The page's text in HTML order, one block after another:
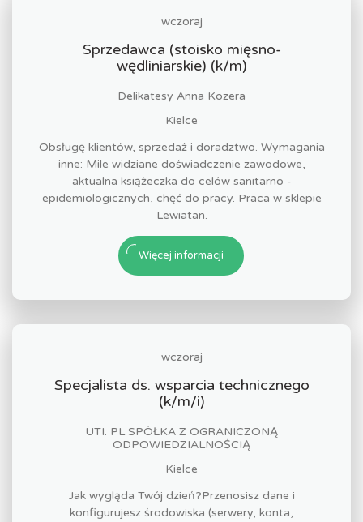
wczoraj
Sprzedawca (stoisko mięsno-
wędliniarskie) (k/m)
Delikatesy Anna Kozera
Kielce
Obsługę klientów, sprzedaż i doradztwo. Wymagania
inne: Mile widziane doświadczenie zawodowe,
aktualna książeczka do celów sanitarno -
epidemiologicznych, chęć do pracy. Praca w sklepie
Lewiatan.
Więcej informacji
wczoraj
Specjalista ds. wsparcia technicznego
(k/m/i)
UTI. PL SPÓŁKA Z OGRANICZONĄ
ODPOWIEDZIALNOŚCIĄ
Kielce
Jak wygląda Twój dzień?Przenosisz dane i
konfigurujesz środowiska (serwery, konta,